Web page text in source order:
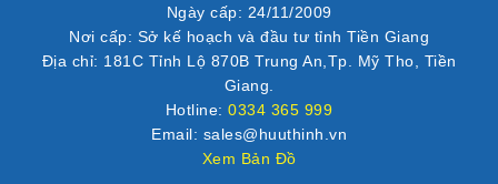
Ngày cấp: 24/11/2009
Nơi cấp: Sở kế hoạch và đầu tư tỉnh Tiền Giang
Địa chỉ: 181C Tỉnh Lộ 870B Trung An,Tp. Mỹ Tho, Tiền
Giang.
Hotline:0334 365 999
Email: sales@huuthinh.vn
Xem Bản Đồ